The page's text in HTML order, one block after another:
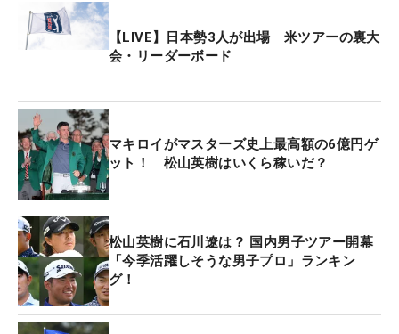
た。でもマキロイは『僕が（ニューオリンズに）戻
りたいんだ』と、水曜日に話した。マキロイは次週
が復帰するのに良い時期だと思っている。だから僕
さらに親友の偉業を大いに称えた。「グランドスラ
ムを達成したんだ。僕が生きている間にはもう2度
と見られないかもしれないのだから。こんなにうれ
しいことはない」と大喜びした。
同大会はPGAツアーで唯一のチーム戦で、TPCルイ
ジアナ（ルイジアナ州）を舞台に初日と3日目はフ
ォアサム（2人で1つのボールを交互に打つ方式）、
2日目と最終日はフォアボール（それぞれプレーを
【LIVE】日本勢3人が出場 米ツアーの裏大
会・リーダーボード
マキロイがマスターズ史上最高額の6億円ゲ
ット！ 松山英樹はいくら稼いだ？
松山英樹に石川遼は？ 国内男子ツアー開幕
「今季活躍しそうな男子プロ」ランキン
グ！